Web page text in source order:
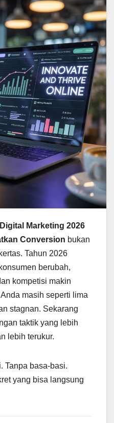
Marketing 2026
Conversion bukan
Tahun 2026
berubah,
kompetisi makin
masih seperti lima
stagnan. Sekarang
taktik yang lebih
lebih terukur.
Tanpa basa-basi.
yang bisa langsung